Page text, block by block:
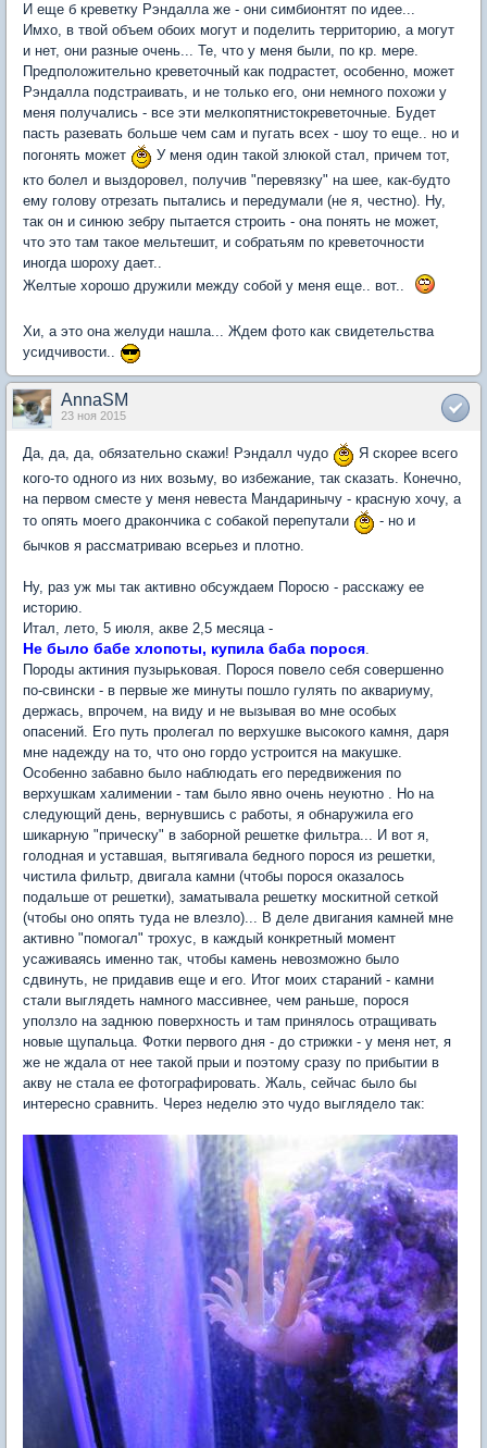
И еще б креветку Рэндалла же - они симбионтят по идее...
Имхо, в твой объем обоих могут и поделить территорию, а могут
и нет, они разные очень... Те, что у меня были, по кр. мере.
Предположительно креветочный как подрастет, особенно, может
Рэндалла подстраивать, и не только его, они немного похожи у
меня получались - все эти мелкопятнистокреветочные. Будет
пасть разевать больше чем сам и пугать всех - шоу то еще.. но и
погонять может
У меня один такой злюкой стал, причем тот,
кто болел и выздоровел, получив "перевязку" на шее, как-будто
ему голову отрезать пытались и передумали (не я, честно). Ну,
так он и синюю зебру пытается строить - она понять не может,
что это там такое мельтешит, и собратьям по креветочности
иногда шороху дает..
Желтые хорошо дружили между собой у меня еще.. вот..
Хи, а это она желуди нашла... Ждем фото как свидетельства
усидчивости..
AnnaSM
23 ноя 2015
Да, да, да, обязательно скажи! Рэндалл чудо
Я скорее всего
кого-то одного из них возьму, во избежание, так сказать. Конечно,
на первом сместе у меня невеста Мандаринычу - красную хочу, а
то опять моего дракончика с собакой перепутали
- но и
бычков я рассматриваю всерьез и плотно.
Ну, раз уж мы так активно обсуждаем Поросю - расскажу ее
историю.
Итал, лето, 5 июля, акве 2,5 месяца -
Не было бабе хлопоты, купила баба порося.
Породы актиния пузырьковая. Порося повело себя совершенно
по-свински - в первые же минуты пошло гулять по аквариуму,
держась, впрочем, на виду и не вызывая во мне особых
опасений. Его путь пролегал по верхушке высокого камня, даря
мне надежду на то, что оно гордо устроится на макушке.
Особенно забавно было наблюдать его передвижения по
верхушкам халимении - там было явно очень неуютно . Но на
следующий день, вернувшись с работы, я обнаружила его
шикарную "прическу" в заборной решетке фильтра... И вот я,
голодная и уставшая, вытягивала бедного порося из решетки,
чистила фильтр, двигала камни (чтобы порося оказалось
подальше от решетки), заматывала решетку москитной сеткой
(чтобы оно опять туда не влезло)... В деле двигания камней мне
активно "помогал" трохус, в каждый конкретный момент
усаживаясь именно так, чтобы камень невозможно было
сдвинуть, не придавив еще и его. Итог моих стараний - камни
стали выглядеть намного массивнее, чем раньше, порося
уползло на заднюю поверхность и там принялось отращивать
новые щупальца. Фотки первого дня - до стрижки - у меня нет, я
же не ждала от нее такой прыи и поэтому сразу по прибытии в
акву не стала ее фотографировать. Жаль, сейчас было бы
интересно сравнить. Через неделю это чудо выглядело так: